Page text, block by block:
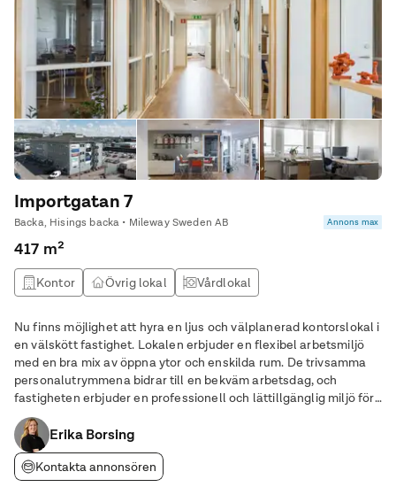
Importgatan 7
Backa, Hisings backa • Mileway Sweden AB Annons max
417 m²
Kontor Övrig lokal Vårdlokal
Nu finns möjlighet att hyra en ljus och välplanerad kontorslokal i
en välskött fastighet. Lokalen erbjuder en flexibel arbetsmiljö
med en bra mix av öppna ytor och enskilda rum. De trivsamma
personalutrymmena bidrar till en bekväm arbetsdag, och
fastigheten erbjuder en professionell och lättillgänglig miljö för
såväl medarbetare som besökare.Höjdpunkter • Kontorslokal
om ca 417 kvm • Belägen på
Erika Borsing
Kontakta annonsören